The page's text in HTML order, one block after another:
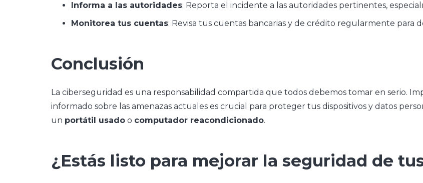
Informa a las autoridades: Reporta el incidente a las autoridades pertinentes,
Monitorea tus cuentas: Revisa tus cuentas bancarias y de crédito regularmente para
Conclusión
La ciberseguridad es una responsabilidad compartida que todos debemos tomar en serio.
informado sobre las amenazas actuales es crucial para proteger tus dispositivos y datos
un portátil usado o computador reacondicionado.
¿Estás listo para mejorar la seguridad de